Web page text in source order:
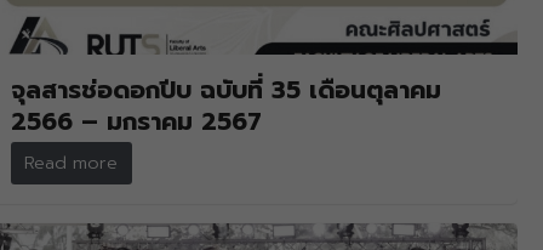
จุลสารช่อดอกปีบ ฉบับที่ 35 เดือนตุลาคม
2566 – มกราคม 2567
Read more